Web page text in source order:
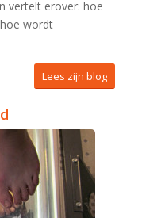
vertelt erover: hoe
wordt
Lees zijn blog